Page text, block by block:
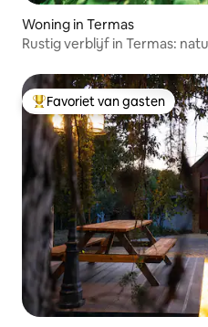
Woning in Termas
Rustig verblijf in Termas:
Topfavoriet van gasten
Favoriet van gasten